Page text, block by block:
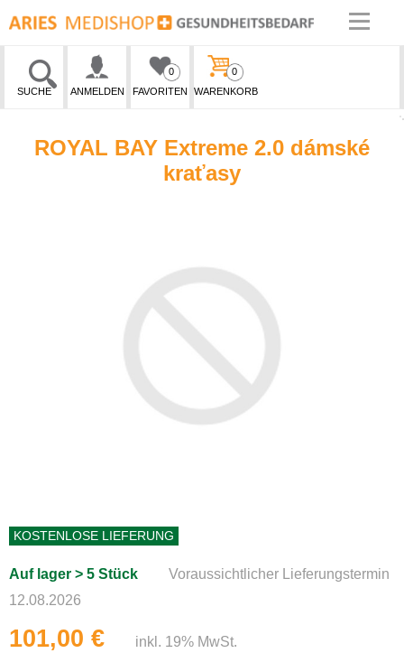
SUCHE ANMELDEN FAVORITEN
0
WARENKORB
0
ROYAL BAY Extreme 2.0 dámské
kraťasy
KOSTENLOSE LIEFERUNG
Auf lager > 5 Stück
Voraussichtlicher Lieferungstermin
12.08.2026
101,00 € inkl. 19% MwSt.